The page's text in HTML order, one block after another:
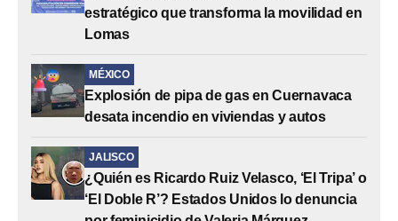
estratégico que transforma la movilidad en
Lomas
MÉXICO
Explosión de pipa de gas en Cuernavaca
desata incendio en viviendas y autos
JALISCO
¿Quién es Ricardo Ruiz Velasco, ‘El Tripa’ o
‘El Doble R’? Estados Unidos lo denuncia